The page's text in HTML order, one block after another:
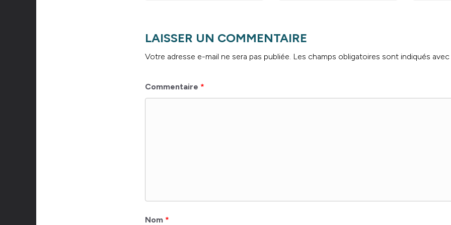
LAISSER UN COMMENTAIRE
Votre adresse e-mail ne sera pas publiée. Les champs obligatoires sont indiqués avec
Commentaire *
Nom *